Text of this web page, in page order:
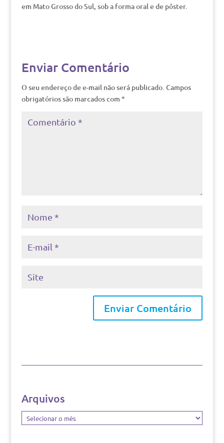
em Mato Grosso do Sul, sob a forma oral e de pôster.
Enviar Comentário
O seu endereço de e-mail não será publicado. Campos
obrigatórios são marcados com *
Arquivos
Arquivos